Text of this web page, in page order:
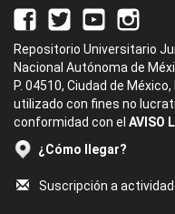
Repositorio Universitario
Nacional Autónoma de
P. 04510, Ciudad de
utilizado con fines no
conformidad con el AVISO
¿Cómo llegar?
Suscripción a